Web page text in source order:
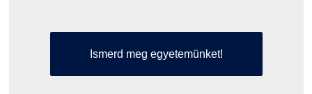
Ismerd meg egyetemünket!